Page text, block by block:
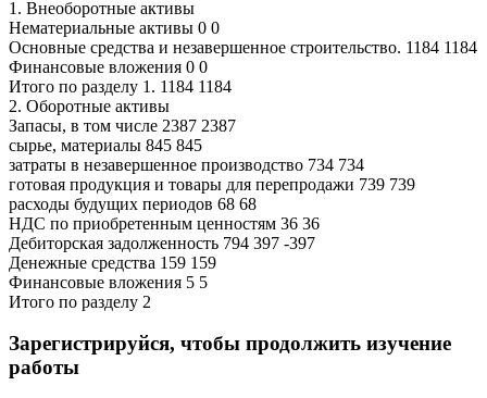
1. Внеоборотные активы
Нематериальные активы 0 0
Основные средства и незавершенное строительство. 1184 1184
Финансовые вложения 0 0
Итого по разделу 1. 1184 1184
2. Оборотные активы
Запасы, в том числе 2387 2387
сырье, материалы 845 845
затраты в незавершенное производство 734 734
готовая продукция и товары для перепродажи 739 739
расходы будущих периодов 68 68
НДС по приобретенным ценностям 36 36
Дебиторская задолженность 794 397 -397
Денежные средства 159 159
Финансовые вложения 5 5
Итого по разделу 2
Зарегистрируйся, чтобы продолжить изучение
работы